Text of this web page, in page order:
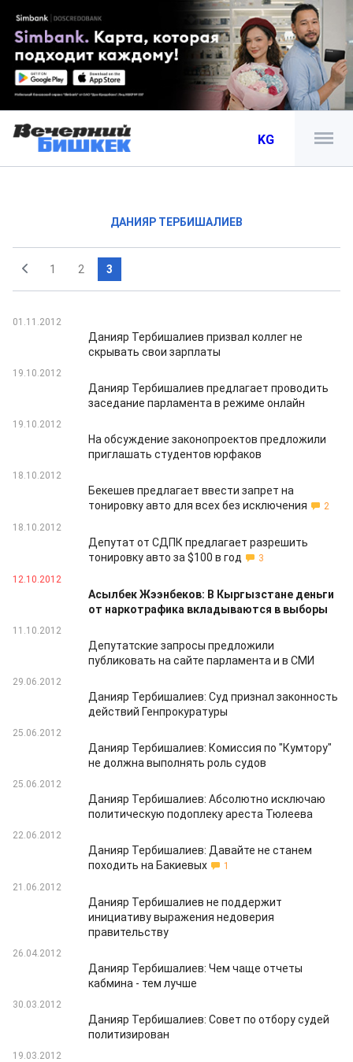
KG
ДАНИЯР ТЕРБИШАЛИЕВ
1 2 3
01.11.2012
Данияр Тербишалиев призвал коллег не
скрывать свои зарплаты
19.10.2012
Данияр Тербишалиев предлагает проводить
заседание парламента в режиме онлайн
19.10.2012
На обсуждение законопроектов предложили
приглашать студентов юрфаков
18.10.2012
Бекешев предлагает ввести запрет на
тонировку авто для всех без исключения
2
18.10.2012
Депутат от СДПК предлагает разрешить
тонировку авто за $100 в год
3
12.10.2012
Асылбек Жээнбеков: В Кыргызстане деньги
от наркотрафика вкладываются в выборы
11.10.2012
Депутатские запросы предложили
публиковать на сайте парламента и в СМИ
29.06.2012
Данияр Тербишалиев: Суд признал законность
действий Генпрокуратуры
25.06.2012
Данияр Тербишалиев: Комиссия по "Кумтору"
не должна выполнять роль судов
25.06.2012
Данияр Тербишалиев: Абсолютно исключаю
политическую подоплеку ареста Тюлеева
22.06.2012
Данияр Тербишалиев: Давайте не станем
походить на Бакиевых
1
21.06.2012
Данияр Тербишалиев не поддержит
инициативу выражения недоверия
правительству
26.04.2012
Данияр Тербишалиев: Чем чаще отчеты
кабмина - тем лучше
30.03.2012
Данияр Тербишалиев: Совет по отбору судей
политизирован
19.03.2012